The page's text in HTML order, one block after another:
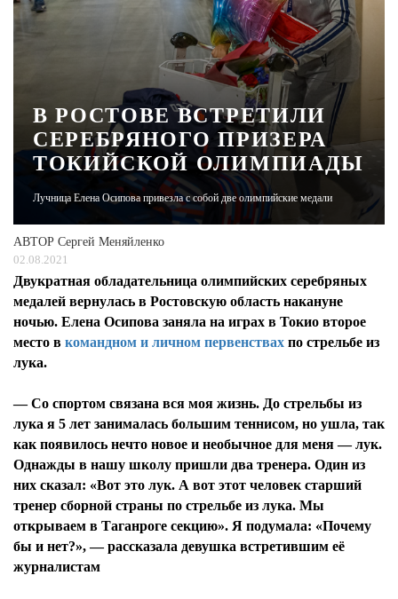
ХАЙП
ЧЕЛОВЕК ОСОБЕННЫЙ
КУЛЬТ ЕДЫ
АФИША
ЖУРНАЛ
В РОСТОВЕ ВСТРЕТИЛИ
СЕРЕБРЯНОГО ПРИЗЕРА
ТОКИЙСКОЙ ОЛИМПИАДЫ
Лучница Елена Осипова привезла с собой две олимпийские медали
АВТОР Сергей Меняйленко
02.08.2021
Двукратная обладательница олимпийских серебряных
медалей вернулась в Ростовскую область накануне
ночью. Елена Осипова заняла на играх в Токио второе
место в командном и личном первенствах по стрельбе из
лука.
— Со спортом связана вся моя жизнь. До стрельбы из
лука я 5 лет занималась большим теннисом, но ушла, так
как появилось нечто новое и необычное для меня — лук.
Однажды в нашу школу пришли два тренера. Один из
них сказал: «Вот это лук. А вот этот человек старший
тренер сборной страны по стрельбе из лука. Мы
открываем в Таганроге секцию». Я подумала: «Почему
бы и нет?», — рассказала девушка встретившим её
журналистам